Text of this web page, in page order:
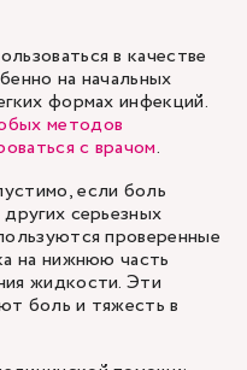
в качестве
на начальных
формах инфекций.
методов
с врачом.
если боль
серьезных
проверенные
на нижнюю часть
жидкости. Эти
боль и тяжесть в